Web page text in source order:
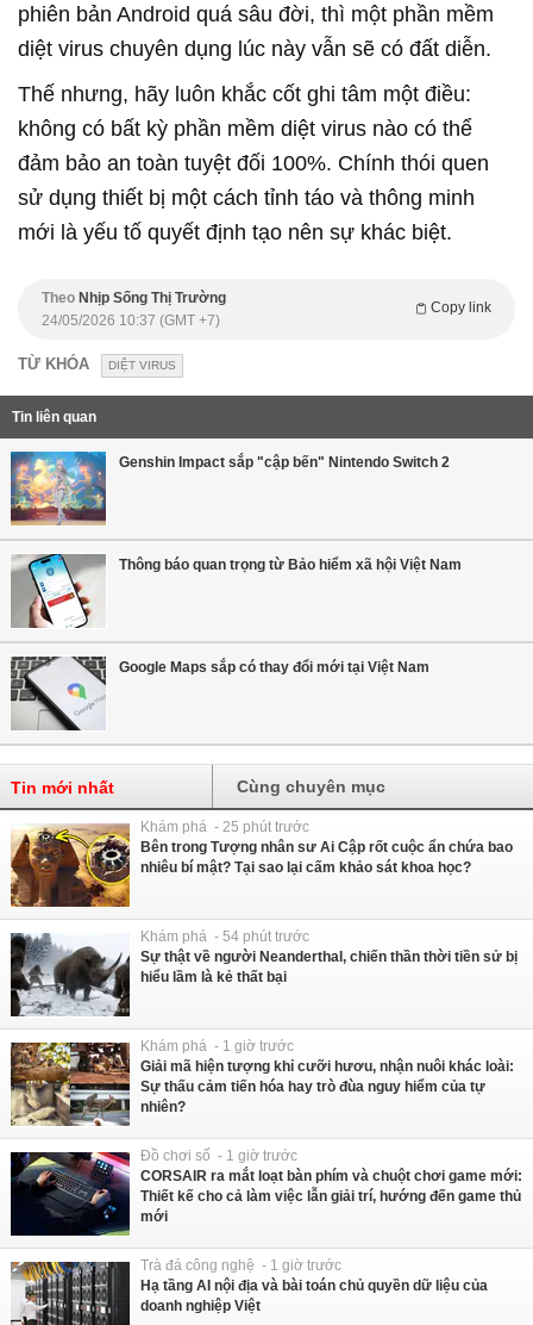
phiên bản Android quá sâu đời, thì một phần mềm
diệt virus chuyên dụng lúc này vẫn sẽ có đất diễn.
Thế nhưng, hãy luôn khắc cốt ghi tâm một điều:
không có bất kỳ phần mềm diệt virus nào có thể
đảm bảo an toàn tuyệt đối 100%. Chính thói quen
sử dụng thiết bị một cách tỉnh táo và thông minh
mới là yếu tố quyết định tạo nên sự khác biệt.
Theo Nhịp Sống Thị Trường
Copy link
24/05/2026 10:37 (GMT +7)
TỪ KHÓA DIỆT VIRUS
Tin liên quan
Genshin Impact sắp "cập bến" Nintendo Switch 2
Thông báo quan trọng từ Bảo hiểm xã hội Việt Nam
Google Maps sắp có thay đổi mới tại Việt Nam
Tin mới nhất Cùng chuyên mục
Khám phá - 25 phút trước
Bên trong Tượng nhân sư Ai Cập rốt cuộc ẩn chứa bao
nhiêu bí mật? Tại sao lại cấm khảo sát khoa học?
Khám phá - 54 phút trước
Sự thật về người Neanderthal, chiến thần thời tiền sử bị
hiểu lầm là kẻ thất bại
Khám phá - 1 giờ trước
Giải mã hiện tượng khỉ cưỡi hươu, nhận nuôi khác loài:
Sự thấu cảm tiến hóa hay trò đùa nguy hiểm của tự
nhiên?
Đồ chơi số - 1 giờ trước
CORSAIR ra mắt loạt bàn phím và chuột chơi game mới:
Thiết kế cho cả làm việc lẫn giải trí, hướng đến game thủ
mới
Trà đá công nghệ - 1 giờ trước
Hạ tầng AI nội địa và bài toán chủ quyền dữ liệu của
doanh nghiệp Việt